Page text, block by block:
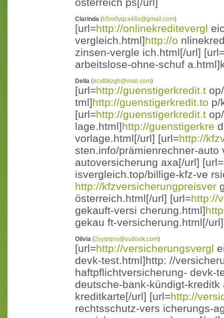
Clarinda (h5m0yqcs48x@gmail.com)
[url=http://onlinekreditevergl
vergleich.html]http://o
zinsen-vergle ich.html[/url]
arbeitslose-ohne-schuf
Della (ecxt0kzgh@mail.com)
[url=http://guenstigerkredit.t
tml]http://guenstigerkredit.to p/
[url=http://guenstigerkredit.t
lage.html]http://guenstigerkre
vorlage.html[/url] [url=http://
sten.info/prämienrechner-
autoversicherung axa[/url] [url=
isvergleich.top/billige-kfz-ve
http://kfzversicherungpreisver
österreich.html[/url] [url=http://
gekauft-versi cherung.html]
gekau ft-versicherung.html[/url]
Olivia (2yyipqns@outlook.com)
[url=http://versicherungsvergl
devk-test.html]http: //
haftpflichtversicherung- devk-
deutsche-bank-kündigt-
kreditkarte[/url] [url=http://
rechtsschutz-vers icherungs-